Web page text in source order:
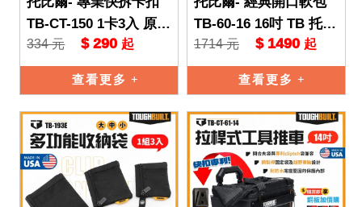
TB-CT-150 1卡3入 原廠
快扣 TB 托比爾 工具收
納 補充包 TO
334 元 $ 290 起
查看更多
TB-60-16 16吋 TB 托比
爾 TOUGHBUILT 38格
電工
1714 元 $ 1490 起
查看更多